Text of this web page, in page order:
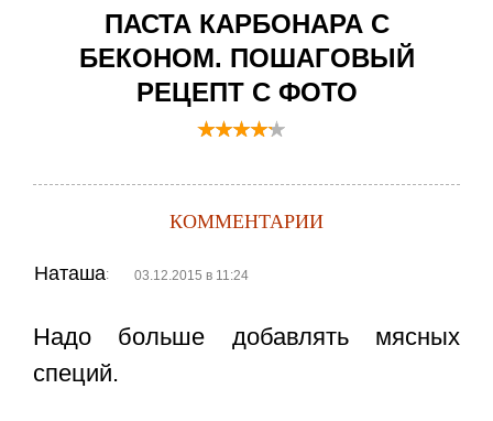
ПАСТА КАРБОНАРА С
БЕКОНОМ. ПОШАГОВЫЙ
РЕЦЕПТ С ФОТО
КОММЕНТАРИИ
Наташа: 03.12.2015 в 11:24
Надо больше добавлять мясных
специй.